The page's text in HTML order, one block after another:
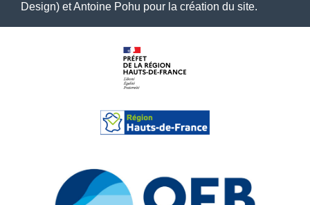
Design) et Antoine Pohu pour la création du site.